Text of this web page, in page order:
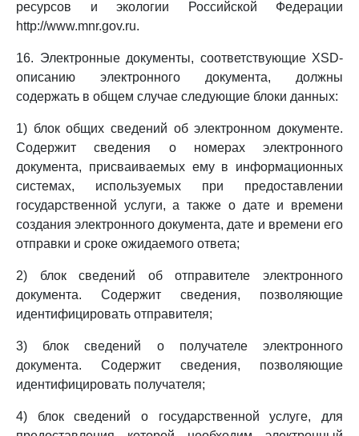
ресурсов и экологии Российской Федерации
http://www.mnr.gov.ru.
16. Электронные документы, соответствующие XSD-
описанию электронного документа, должны
содержать в общем случае следующие блоки данных:
1) блок общих сведений об электронном документе.
Содержит сведения о номерах электронного
документа, присваиваемых ему в информационных
системах, используемых при предоставлении
государственной услуги, а также о дате и времени
создания электронного документа, дате и времени его
отправки и сроке ожидаемого ответа;
2) блок сведений об отправителе электронного
документа. Содержит сведения, позволяющие
идентифицировать отправителя;
3) блок сведений о получателе электронного
документа. Содержит сведения, позволяющие
идентифицировать получателя;
4) блок сведений о государственной услуге, для